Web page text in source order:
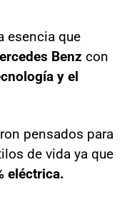
esencia que
Benz con
y el
pensados para
de vida ya que
eléctrica.